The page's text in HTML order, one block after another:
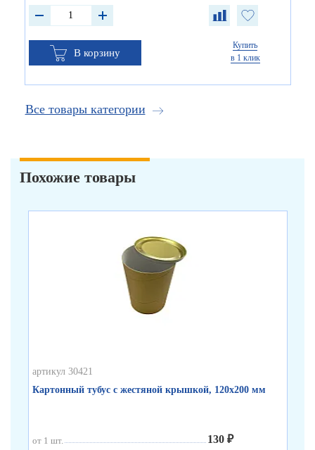
В корзину
Купить
в 1 клик
Все товары категории
Похожие товары
артикул 30421
Картонный тубус с жестяной крышкой, 120х200 мм
от 1 шт. 130 ₽